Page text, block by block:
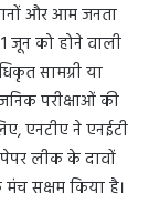
और आम जनता
जून को होने वाली
सामग्री या
परीक्षाओं की
एनटीए ने एनईटी
पेपर लीक के दावों
मंच सक्षम किया है।